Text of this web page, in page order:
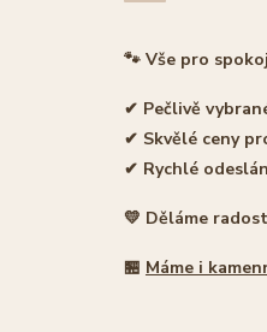
🐾 Vše pro
✔ Pečlivě
✔ Skvělé ceny
✔ Rychlé
💛 Děláme
🏪 Máme i